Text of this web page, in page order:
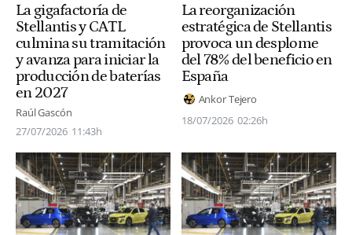
La gigafactoría de
Stellantis y CATL
culmina su tramitación
y avanza para iniciar la
producción de baterías
en 2027
Raúl Gascón
27/07/2026 11:43h
La reorganización
estratégica de Stellantis
provoca un desplome
del 78% del beneficio en
España
Ankor Tejero
18/07/2026 02:26h